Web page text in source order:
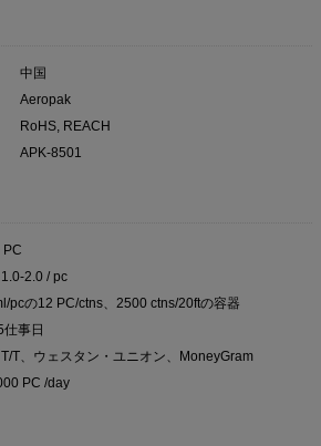
中国
Aeropak
RoHS, REACH
APK-8501
PC
2.0 / pc
pcの12 PC/ctns、2500 ctns/20ftの容器
事日
T、ウェスタン・ユニオン、MoneyGram
PC /day